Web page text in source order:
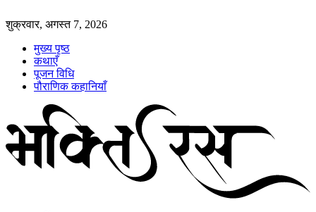
शुक्रवार, अगस्त 7, 2026
मुख्य पृष्ठ
कथाएँ
पूजन विधि
पौराणिक कहानियाँ